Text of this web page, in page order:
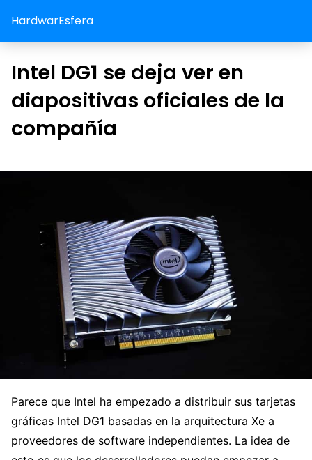
HardwarEsfera
Intel DG1 se deja ver en
diapositivas oficiales de la
compañía
Parece que Intel ha empezado a distribuir sus tarjetas
gráficas Intel DG1 basadas en la arquitectura Xe a
proveedores de software independientes. La idea de